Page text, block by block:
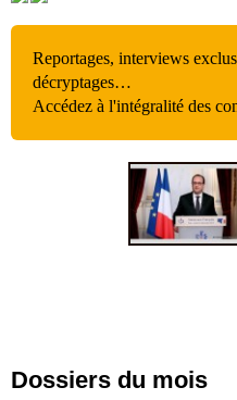
Reportages, interviews
décryptages…
Accédez à l'intégralité des
Dossiers du mois